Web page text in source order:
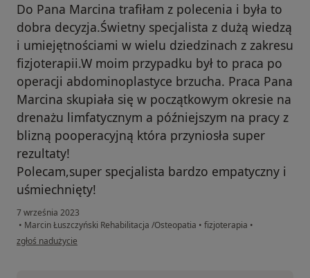
Do Pana Marcina trafiłam z polecenia i była to
dobra decyzja.Świetny specjalista z dużą wiedzą
i umiejętnościami w wielu dziedzinach z zakresu
fizjoterapii.W moim przypadku był to praca po
operacji abdominoplastyce brzucha. Praca Pana
Marcina skupiała się w początkowym okresie na
drenażu limfatycznym a późniejszym na pracy z
blizną pooperacyjną która przyniosła super
rezultaty!
Polecam,super specjalista bardzo empatyczny i
uśmiechnięty!
7 września 2023
• Marcin Łuszczyński Rehabilitacja /Osteopatia • fizjoterapia •
w opinii użytkownika PC
zgłoś nadużycie